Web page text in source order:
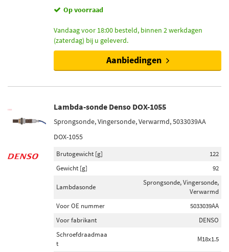
Op voorraad
Vandaag voor 18:00 besteld, binnen 2 werkdagen
(zaterdag) bij u geleverd.
Aanbiedingen
Lambda-sonde Denso DOX-1055
Sprongsonde, Vingersonde, Verwarmd, 5033039AA
DOX-1055
Brutogewicht [g]
122
Gewicht [g]
92
Lambdasonde
Sprongsonde, Vingersonde,
Verwarmd
Voor OE nummer
5033039AA
Voor fabrikant
DENSO
Schroefdraadmaa
t
M18x1.5